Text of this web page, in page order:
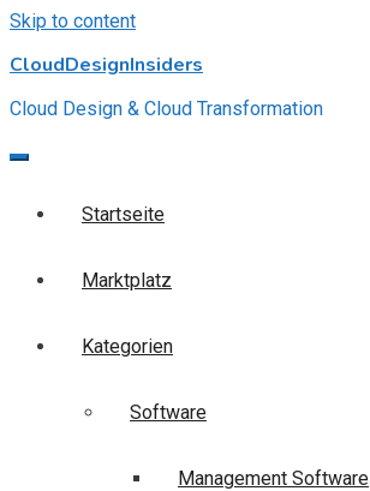
Skip to content
CloudDesignInsiders
Cloud Design & Cloud Transformation
Startseite
Marktplatz
Kategorien
Software
Management Software